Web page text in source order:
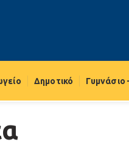
Δημοτικό Γυμνάσιο